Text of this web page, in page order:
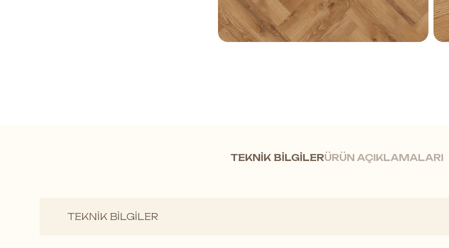
TEKNİK BİLGİLERÜRÜN AÇIKLAMALARI
TEKNİK BİLGİLER